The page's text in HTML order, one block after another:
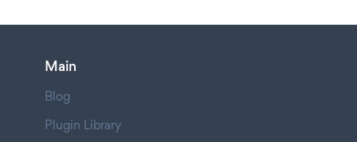
Main
Blog
Plugin Library